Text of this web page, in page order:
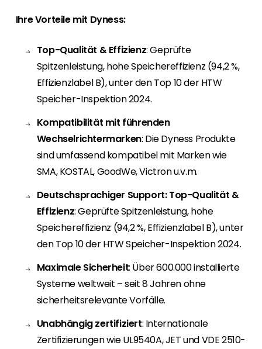
Ihre Vorteile mit Dyness:
Top-Qualität & Effizienz: Geprüfte
Spitzenleistung, hohe Speichereffizienz (94,2 %,
Effizienzlabel B), unter den Top 10 der HTW
Speicher-Inspektion 2024.
Kompatibilität mit führenden
Wechselrichtermarken: Die Dyness Produkte
sind umfassend kompatibel mit Marken wie
SMA, KOSTAL, GoodWe, Victron u.v.m.
Deutschsprachiger Support: Top-Qualität &
Effizienz: Geprüfte Spitzenleistung, hohe
Speichereffizienz (94,2 %, Effizienzlabel B), unter
den Top 10 der HTW Speicher-Inspektion 2024.
Maximale Sicherheit: Über 600.000 installierte
Systeme weltweit – seit 8 Jahren ohne
sicherheitsrelevante Vorfälle.
Unabhängig zertifiziert: Internationale
Zertifizierungen wie UL9540A, JET und VDE 2510-